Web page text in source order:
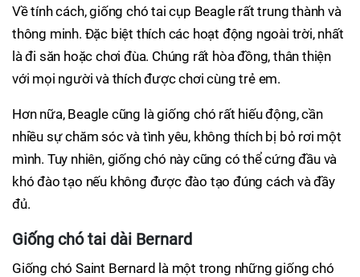
Về tính cách, giống chó tai cụp Beagle rất trung thành và
thông minh. Đặc biệt thích các hoạt động ngoài trời, nhất
là đi săn hoặc chơi đùa. Chúng rất hòa đồng, thân thiện
với mọi người và thích được chơi cùng trẻ em.
Hơn nữa, Beagle cũng là giống chó rất hiếu động, cần
nhiều sự chăm sóc và tình yêu, không thích bị bỏ rơi một
mình. Tuy nhiên, giống chó này cũng có thể cứng đầu và
khó đào tạo nếu không được đào tạo đúng cách và đầy
đủ.
Giống chó tai dài Bernard
Giống chó Saint Bernard là một trong những giống chó